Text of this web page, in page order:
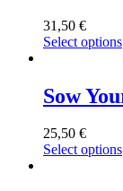
31,50 €
Select options
Sow
25,50 €
Select options